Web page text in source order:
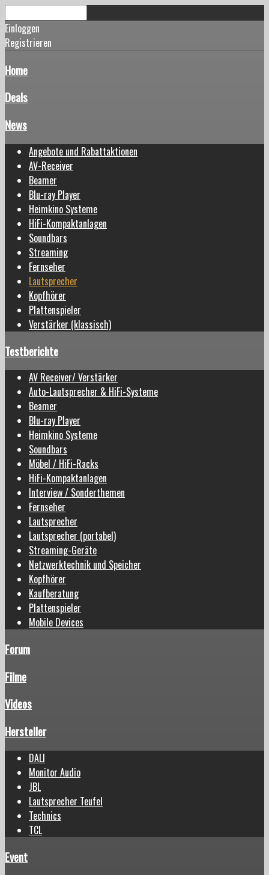
Einloggen
Registrieren
Home
Deals
News
Angebote und Rabattaktionen
AV-Receiver
Beamer
Blu-ray Player
Heimkino Systeme
HiFi-Kompaktanlagen
Soundbars
Streaming
Fernseher
Lautsprecher
Kopfhörer
Plattenspieler
Verstärker (klassisch)
Testberichte
AV Receiver/ Verstärker
Auto-Lautsprecher & HiFi-Systeme
Beamer
Blu-ray Player
Heimkino Systeme
Soundbars
Möbel / HiFi-Racks
HiFi-Kompaktanlagen
Interview / Sonderthemen
Fernseher
Lautsprecher
Lautsprecher (portabel)
Streaming-Geräte
Netzwerktechnik und Speicher
Kopfhörer
Kaufberatung
Plattenspieler
Mobile Devices
Forum
Filme
Videos
Hersteller
DALI
Monitor Audio
JBL
Lautsprecher Teufel
Technics
TCL
Event